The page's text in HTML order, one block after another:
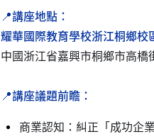
📍講座地點：
耀華國際教育學校浙江桐鄉校
中國浙江省嘉興市桐鄉市高橋
📍講座議題前瞻：
商業認知：糾正「成功企